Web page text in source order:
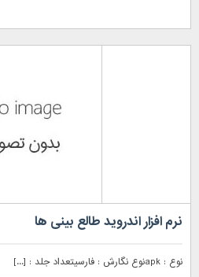
نرم افزار اندروید طالع بینی ها
نوع : apkنوع نگارش : فارسیتعداد جلد : [...]